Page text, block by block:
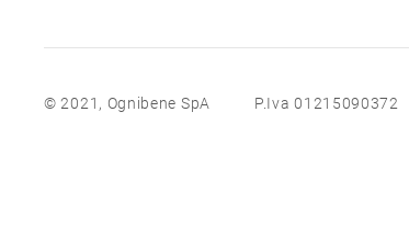
© 2021, Ognibene SpA P.Iva 01215090372